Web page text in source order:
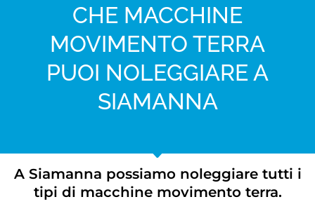
CHE MACCHINE
MOVIMENTO TERRA
PUOI NOLEGGIARE A
SIAMANNA
A Siamanna possiamo noleggiare tutti i
tipi di macchine movimento terra.